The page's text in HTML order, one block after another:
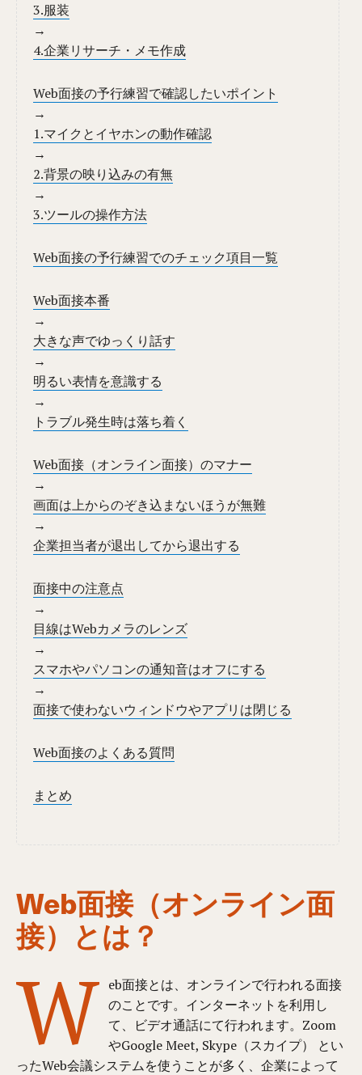
3.服装
→
4.企業リサーチ・メモ作成
Web面接の予行練習で確認したいポイント
→
1.マイクとイヤホンの動作確認
→
2.背景の映り込みの有無
→
3.ツールの操作方法
Web面接の予行練習でのチェック項目一覧
Web面接本番
→
大きな声でゆっくり話す
→
明るい表情を意識する
→
トラブル発生時は落ち着く
Web面接（オンライン面接）のマナー
→
画面は上からのぞき込まないほうが無難
→
企業担当者が退出してから退出する
面接中の注意点
→
目線はWebカメラのレンズ
→
スマホやパソコンの通知音はオフにする
→
面接で使わないウィンドウやアプリは閉じる
Web面接のよくある質問
まとめ
Web面接（オンライン面
接）とは？
W eb面接とは、オンラインで行われる面接
のことです。インターネットを利用し
て、ビデオ通話にて行われます。Zoom
やGoogle Meet, Skype（スカイプ） とい
ったWeb会議システムを使うことが多く、企業によって